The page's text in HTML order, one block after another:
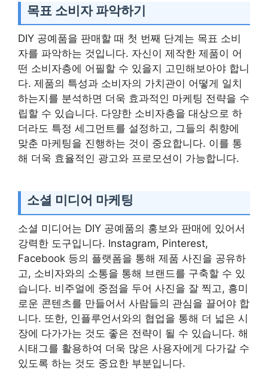
목표 소비자 파악하기
DIY 공예품을 판매할 때 첫 번째 단계는 목표 소비
자를 파악하는 것입니다. 자신이 제작한 제품이 어
떤 소비자층에 어필할 수 있을지 고민해보아야 합니
다. 제품의 특성과 소비자의 가치관이 어떻게 일치
하는지를 분석하면 더욱 효과적인 마케팅 전략을 수
립할 수 있습니다. 다양한 소비자층을 대상으로 하
더라도 특정 세그먼트를 설정하고, 그들의 취향에
맞춘 마케팅을 진행하는 것이 중요합니다. 이를 통
해 더욱 효율적인 광고와 프로모션이 가능합니다.
소셜 미디어 마케팅
소셜 미디어는 DIY 공예품의 홍보와 판매에 있어서
강력한 도구입니다. Instagram, Pinterest,
Facebook 등의 플랫폼을 통해 제품 사진을 공유하
고, 소비자와의 소통을 통해 브랜드를 구축할 수 있
습니다. 비주얼에 중점을 두어 사진을 잘 찍고, 흥미
로운 콘텐츠를 만들어서 사람들의 관심을 끌어야 합
니다. 또한, 인플루언서와의 협업을 통해 더 넓은 시
장에 다가가는 것도 좋은 전략이 될 수 있습니다. 해
시태그를 활용하여 더욱 많은 사용자에게 다가갈 수
있도록 하는 것도 중요한 부분입니다.